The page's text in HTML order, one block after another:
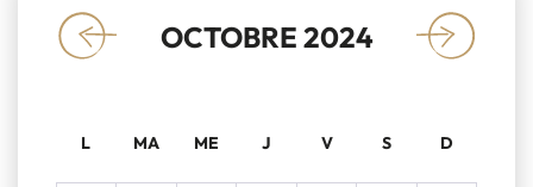
« OCTOBRE 2024 »
L MA ME J V S D